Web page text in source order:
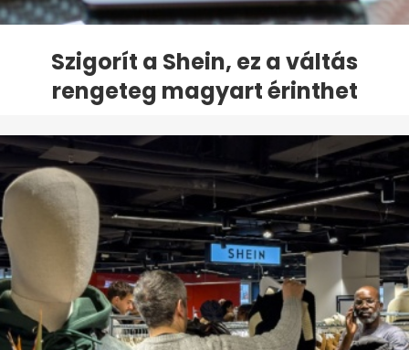
Szigorít a Shein, ez a váltás
rengeteg magyart érinthet